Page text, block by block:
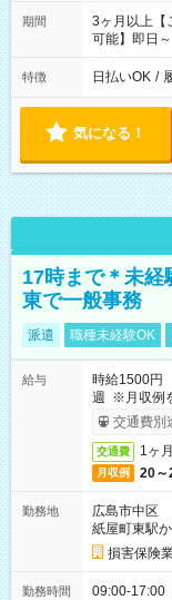
期間
3ヶ月以上【
可能】即日～
特徴 日払いOK /
気になる！
17時まで＊未
東で一般事務
派遣 職種未経験OK
給与
時給1500円
週 ※月収例
ービス利用
交通費別
交通費 1ヶ
月収例 20～
勤務地
広島市中区
紙屋町東駅
損害保険
勤務時間 09:00-17:00